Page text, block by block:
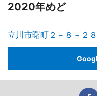
2020年めど
立川市曙町２－８－２８